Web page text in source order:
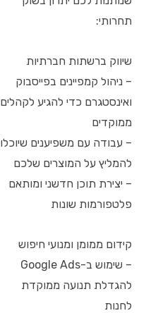
תחרותי:
שיווק ברשתות חברתיות
– ניהול קמפיינים בפייסבוק
ואינסטגרם כדי להגיע לקהלים
ממוקדים
– עבודה עם משפיענים שיוכלו
להמליץ על המוצרים שלכם
– יצירת תוכן חדשני ומותאם
פלטפורמות שונות
קידום ממומן ומנועי חיפוש
– שימוש ב-Google Ads
להגדלת תנועה ממוקדת
לחנות